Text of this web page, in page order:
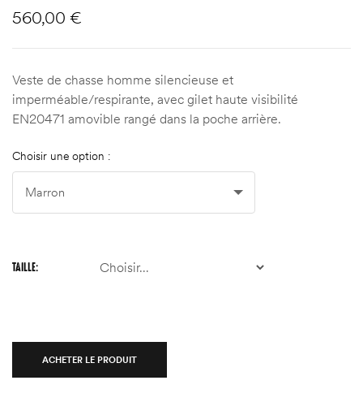
560,00 €
Veste de chasse homme silencieuse et
imperméable/respirante, avec gilet haute visibilité
EN20471 amovible rangé dans la poche arrière.
Choisir une option :
TAILLE
ACHETER LE PRODUIT